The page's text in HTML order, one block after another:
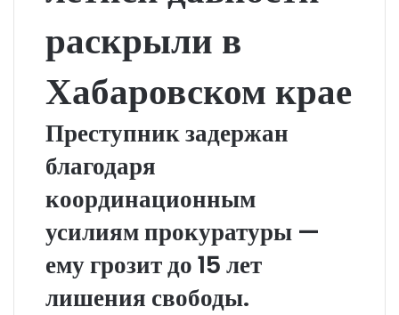
раскрыли в
Хабаровском крае
Преступник задержан
благодаря
координационным
усилиям прокуратуры —
ему грозит до 15 лет
лишения свободы.